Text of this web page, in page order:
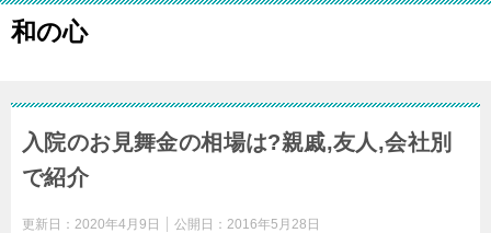
和の心
入院のお見舞金の相場は?親戚,友人,会社別
で紹介
更新日： 2020年4月9日 公開日： 2016年5月28日